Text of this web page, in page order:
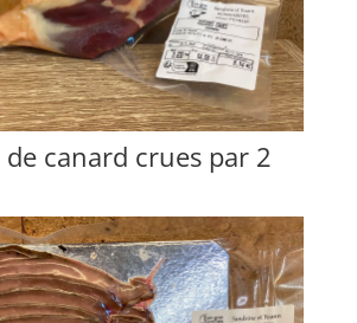
de canard crues par 2